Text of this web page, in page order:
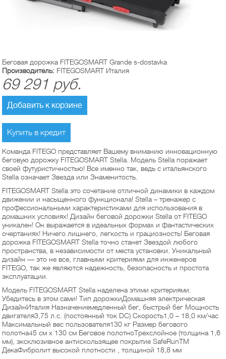
Беговая дорожка FITEGOSMART Grande s-dostavka
Производитель: FITEGOSMART Италия
69 291 руб.
Добавить к корзине
Купить в кредит
Команда FITEGO представляет Вашему вниманию инновационную
беговую дорожку FITEGOSMART Stella. Модель Stella поражает
своей футуристичностью! Все именно так, ведь с итальянского
Stella означает Звезда или Знаменитость.
FITEGOSMART Stella это сочетание отличной динамики в каждом
движении и насыщенного функционала! Stella – тренажер с
профессиональными характеристиками для использования в
домашних условиях! Дизайн беговой дорожки Stella от FITEGO
уникален! Он выражается в идеальных формах и фантастических
очертаниях! Ничего лишнего, легкость и грациозность! Беговая
дорожка FITEGOSMART Stella точно станет Звездой любого
пространства, в независимости от места установки. Уникальный
дизайн — это не все, главными критериями для инженеров
FITEGO, так же являются надежность, безопасность и простота
эксплуатации.
Модель FITEGOSMART Stella наделена этими критериями.
Убедитесь в этом сами! Тип дорожкиДомашняя электрическая
ДизайнИталия Назначениемедленный бег, быстрый бег Мощность
двигателя3,75 л.с. (постоянный ток DC) Скорость1,0 – 18,0 км/час
Максимальный вес пользователя130 кг Размер бегового
полотна45 см х 130 см Беговое полотноТрехслойное (толщина 1,6
мм), эксклюзивное антискользящее покрытие SafeRunTM
ДекаФибролит высокой плотности , толщиной 18,8 мм